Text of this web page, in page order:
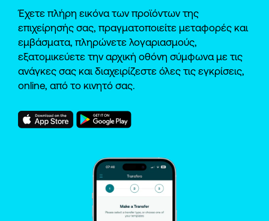
Έχετε πλήρη εικόνα των προϊόντων της
επιχείρησής σας, πραγματοποιείτε μεταφορές και
εμβάσματα, πληρώνετε λογαριασμούς,
εξατομικεύετε την αρχική οθόνη σύμφωνα με τις
ανάγκες σας και διαχειρίζεστε όλες τις εγκρίσεις,
online, από το κινητό σας.